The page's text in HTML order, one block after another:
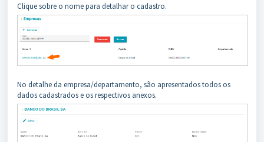
Clique sobre o nome para detalhar o cadastro.
No detalhe da empresa/departamento, são apresentados todos os
dados cadastrados e os respectivos anexos.